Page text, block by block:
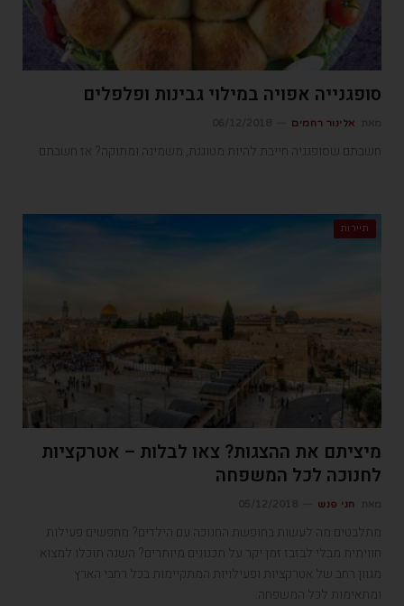
סופגנייה אפויה במילוי גבינות ופלפלים
אלינור רחמים
חשבתם שסופגניה חייבת להיות מטוגנת, משמינה ומתוקה? אז חשבתם
תיירות
מיציתם את ההצגות? צאו לבלות – אטרקציות
לחנוכה לכל המשפחה
חני פנש
מתלבטים מה לעשות בחופשת החנוכה עם הילדים? מחפשים פעילות
חוויתית מבלי לבזבז זמן יקר על תכנונים מיותרים? השנה תוכלו למצוא
מגוון רחב של אטרקציות ופעילויות המתקיימות בכל רחבי הארץ
ומתאימות לכל המשפחה.